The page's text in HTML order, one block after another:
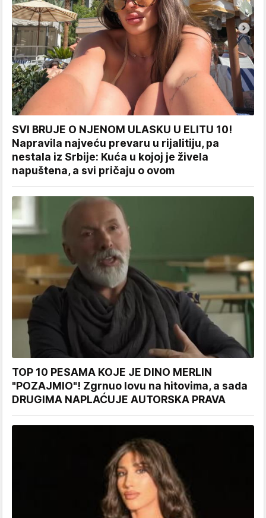
SVI BRUJE O NJENOM ULASKU U ELITU 10!
Napravila najveću prevaru u rijalitiju, pa
nestala iz Srbije: Kuća u kojoj je živela
napuštena, a svi pričaju o ovom
TOP 10 PESAMA KOJE JE DINO MERLIN
"POZAJMIO"! Zgrnuo lovu na hitovima, a sada
DRUGIMA NAPLAĆUJE AUTORSKA PRAVA